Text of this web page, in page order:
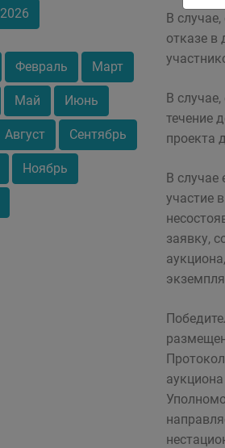
2026
Февраль Март
Май Июнь
Август Сентябрь
Ноябрь
В
отказе в
В
течение
проекта
В случае
участие
заявку,